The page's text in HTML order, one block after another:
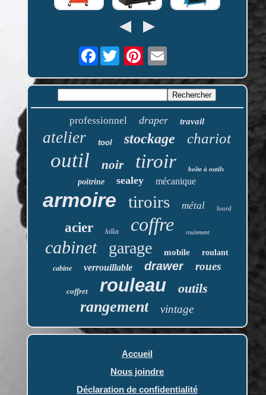
Facebook
professionnel draper travail
atelier tool stockage chariot
outil noir tiroir boîte à outils
poitrine sealey mécanique
armoire tiroirs métal lourd
acier hilka coffre roulement
cabinet garage mobile roulant
cabine verrouillable drawer roues
coffret rouleau outils
rangement vintage
Accueil
Nous joindre
Déclaration de confidentialité